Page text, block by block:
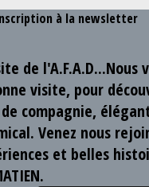
à la newsletter
de l'A.F.A.D...Nous
visite, pour
compagnie,
Venez nous
et belles